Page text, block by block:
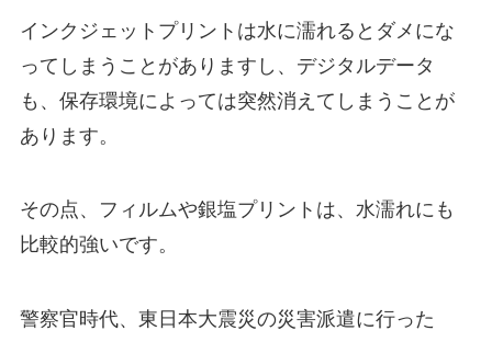
インクジェットプリントは水に濡れるとダメにな
ってしまうことがありますし、デジタルデータ
も、保存環境によっては突然消えてしまうことが
あります。
その点、フィルムや銀塩プリントは、水濡れにも
比較的強いです。
警察官時代、東日本大震災の災害派遣に行った